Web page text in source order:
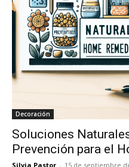
Decoración
Soluciones
Prevención para el
Silvia Pastor - 15 de septiembre